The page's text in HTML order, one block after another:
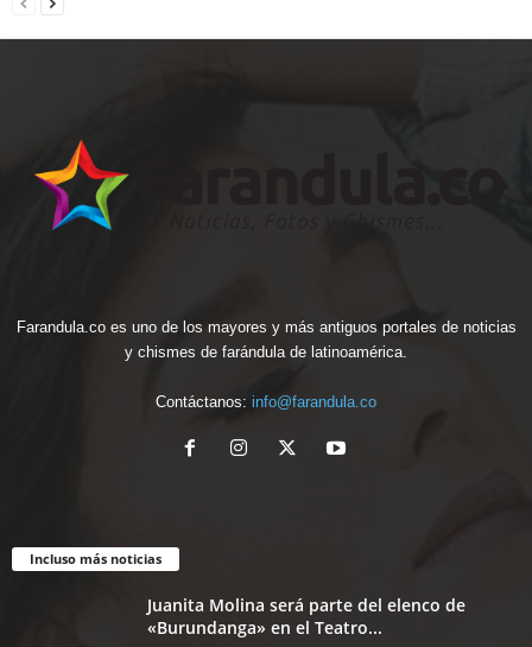
Farandula.co es uno de los mayores y más antiguos portales de noticias
y chismes de farándula de latinoamérica.
Contáctanos: info@farandula.co
Incluso más noticias
Juanita Molina será parte del elenco de
«Burundanga» en el Teatro...